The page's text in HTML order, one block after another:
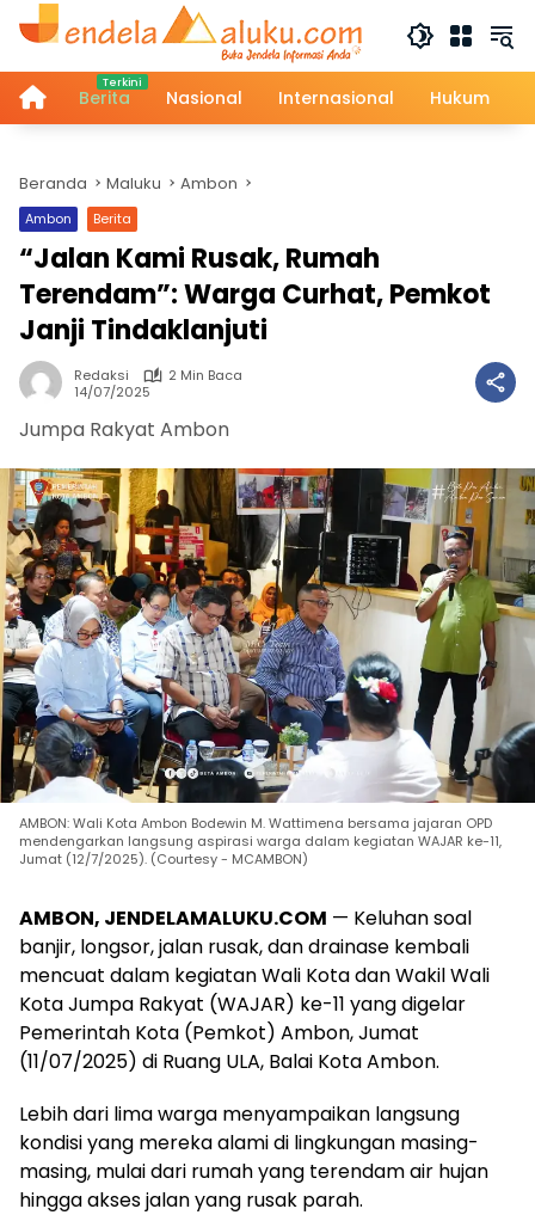
Langsung
HomeBerita Nasional Internasional Hukum
Beranda Maluku Ambon
Ambon Berita
“Jalan Kami Rusak, Rumah
Terendam”: Warga Curhat, Pemkot
Janji Tindaklanjuti
Redaksi
2 Min Baca
14/07/2025
Jumpa Rakyat Ambon
AMBON: Wali Kota Ambon Bodewin M. Wattimena bersama jajaran OPD
mendengarkan langsung aspirasi warga dalam kegiatan WAJAR ke-11,
Jumat (12/7/2025). (Courtesy - MCAMBON)
AMBON, JENDELAMALUKU.COM — Keluhan soal
banjir, longsor, jalan rusak, dan drainase kembali
mencuat dalam kegiatan Wali Kota dan Wakil Wali
Kota Jumpa Rakyat (WAJAR) ke-11 yang digelar
Pemerintah Kota (Pemkot) Ambon, Jumat
(11/07/2025) di Ruang ULA, Balai Kota Ambon.
Lebih dari lima warga menyampaikan langsung
kondisi yang mereka alami di lingkungan masing-
masing, mulai dari rumah yang terendam air hujan
hingga akses jalan yang rusak parah.